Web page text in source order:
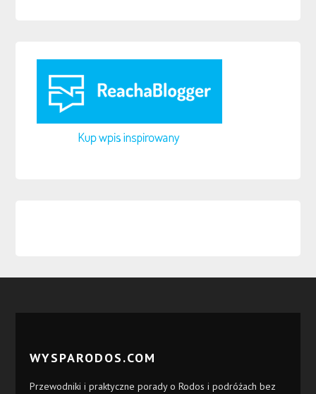
WYSPARODOS.COM
Przewodniki i praktyczne porady o Rodos i podróżach bez